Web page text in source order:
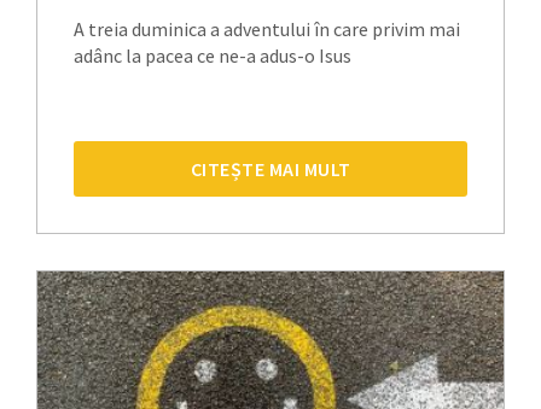
A treia duminica a adventului în care privim mai
adânc la pacea ce ne-a adus-o Isus
CITEȘTE MAI MULT